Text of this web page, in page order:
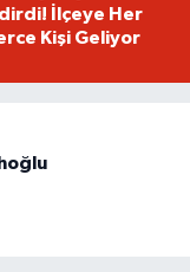
İlçeye Her
Kişi Geliyor